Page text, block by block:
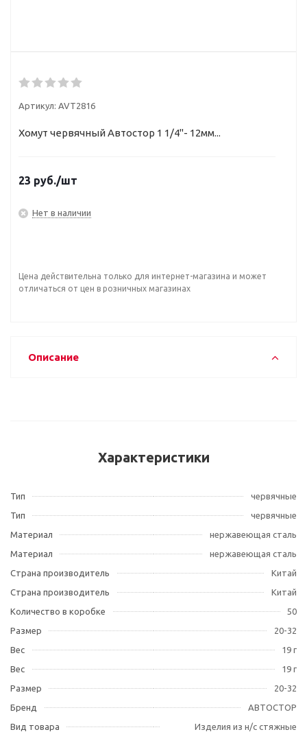
Артикул: AVT2816
Хомут червячный Автостор 1 1/4"- 12мм...
23 руб./шт
Нет в наличии
Цена действительна только для интернет-магазина и может
отличаться от цен в розничных магазинах
Описание
Характеристики
Тип
червячные
Тип
червячные
Материал
нержавеющая сталь
Материал
нержавеющая сталь
Страна производитель
Китай
Страна производитель
Китай
Количество в коробке
50
Размер
20-32
Вес
19 г
Вес
19 г
Размер
20-32
Бренд
АВТОСТОР
Вид товара
Изделия из н/с стяжные